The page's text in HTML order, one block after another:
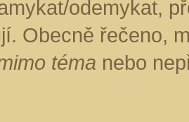
odemykat,
Obecně řečeno,
téma nebo